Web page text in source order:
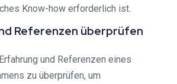
Know-how erforderlich ist.
Referenzen überprüfen
und Referenzen eines
zu überprüfen, um